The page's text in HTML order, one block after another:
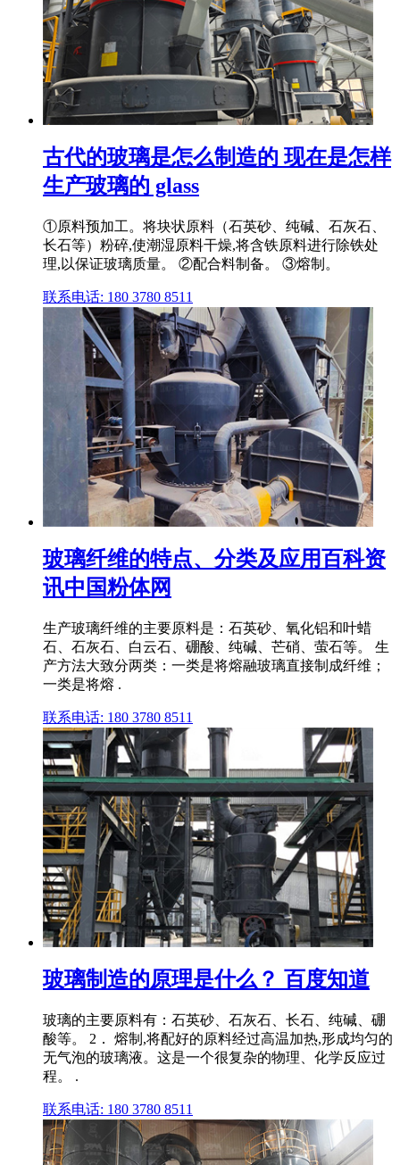
古代的玻璃是怎么制造的 现在是怎样
生产玻璃的 glass
①原料预加工。将块状原料（石英砂、纯碱、石灰石、
长石等）粉碎,使潮湿原料干燥,将含铁原料进行除铁处
理,以保证玻璃质量。 ②配合料制备。 ③熔制。
联系电话: 180 3780 8511
玻璃纤维的特点、分类及应用百科资
讯中国粉体网
生产玻璃纤维的主要原料是：石英砂、氧化铝和叶蜡
石、石灰石、白云石、硼酸、纯碱、芒硝、萤石等。 生
产方法大致分两类：一类是将熔融玻璃直接制成纤维；
一类是将熔 .
联系电话: 180 3780 8511
玻璃制造的原理是什么？ 百度知道
玻璃的主要原料有：石英砂、石灰石、长石、纯碱、硼
酸等。 2． 熔制,将配好的原料经过高温加热,形成均匀的
无气泡的玻璃液。这是一个很复杂的物理、化学反应过
程。 .
联系电话: 180 3780 8511